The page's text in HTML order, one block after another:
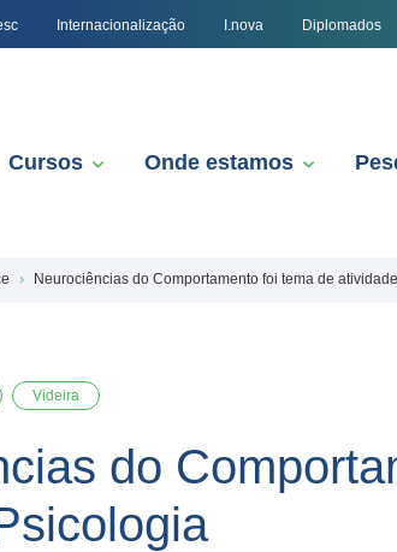
Internacionalização I.nova Diplomados
Cursos Onde estamos
Neurociências do Comportamento foi tema de
Videira
do